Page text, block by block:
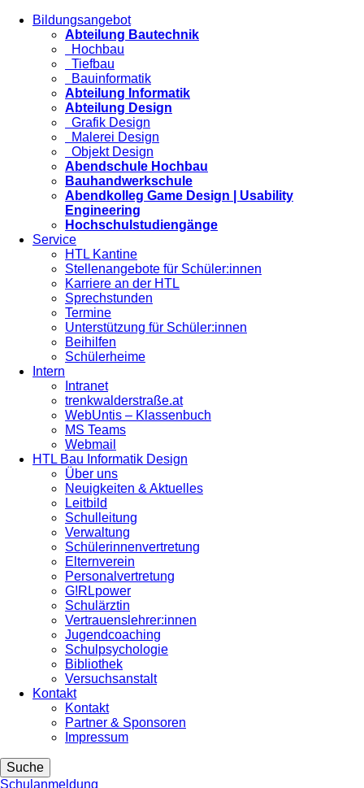
Bildungsangebot
Abteilung Bautechnik
Hochbau
Tiefbau
Bauinformatik
Abteilung Informatik
Abteilung Design
Grafik Design
Malerei Design
Objekt Design
Abendschule Hochbau
Bauhandwerkschule
Abendkolleg Game Design | Usability
Engineering
Hochschulstudiengänge
Service
HTL Kantine
Stellenangebote für Schüler:innen
Karriere an der HTL
Sprechstunden
Termine
Unterstützung für Schüler:innen
Beihilfen
Schülerheime
Intern
Intranet
trenkwalderstraße.at
WebUntis – Klassenbuch
MS Teams
Webmail
HTL Bau Informatik Design
Über uns
Neuigkeiten & Aktuelles
Leitbild
Schulleitung
Verwaltung
Schülerinnenvertretung
Elternverein
Personalvertretung
G!RLpower
Schulärztin
Vertrauenslehrer:innen
Jugendcoaching
Schulpsychologie
Bibliothek
Versuchsanstalt
Kontakt
Kontakt
Partner & Sponsoren
Impressum
Suche
Schulanmeldung